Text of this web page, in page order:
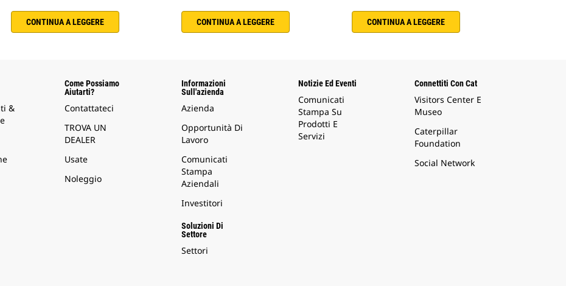
CONTINUA A LEGGERE CONTINUA A LEGGERE CONTINUA A LEGGERE
&
Come Possiamo
Aiutarti?
Contattateci
TROVA UN
DEALER
Usate
Noleggio
Informazioni
Sull'azienda
Azienda
Opportunità Di
Lavoro
Comunicati
Stampa
Aziendali
Investitori
Soluzioni Di
Settore
Settori
Notizie Ed Eventi
Comunicati
Stampa Su
Prodotti E
Servizi
Connettiti Con Cat
Visitors Center E
Museo
Caterpillar
Foundation
Social Network